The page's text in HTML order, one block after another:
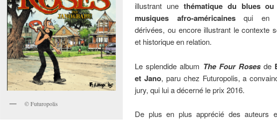
© Futuropolis
illustrant une thématique du blues ou
musiques afro-américainesqui en
dérivées, ou encore illustrant le contexte
et historique en relation.
Le splendide album The Four Rosesde
et Jano, paru chez Futuropolis, a
jury, qui lui a décerné le prix 2016.
De plus en plus apprécié des auteurs